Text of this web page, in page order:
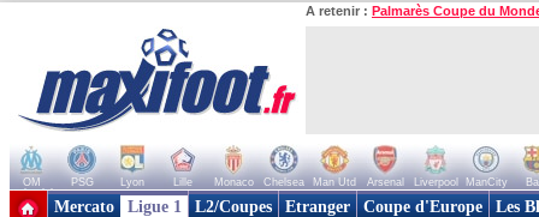
A retenir : Palmarès Coupe du
OM PSG Lyon Lille Monaco Chelsea Man Utd Arsenal Liverpool ManCity
+ de clubs
Mercato Ligue 1 L2/Coupes Etranger Coupe d'Europe Les